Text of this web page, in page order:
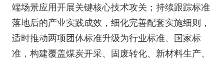
端场景应用开展关键核心技术攻关；持续跟踪标准
落地后的产业实践成效，细化完善配套实施细则，
适时推动两项团体标准升级为行业标准、国家标
准，构建覆盖煤炭开采、固废转化、新材料生产、